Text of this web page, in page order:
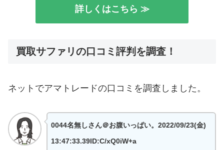
詳しくはこちら ≫
買取サファリの口コミ評判を調査！
ネットでアマトレードの口コミを調査しました。
0044名無しさん＠お腹いっぱい。2022/09/23(金)
13:47:33.39ID:C/xQ0iW+a